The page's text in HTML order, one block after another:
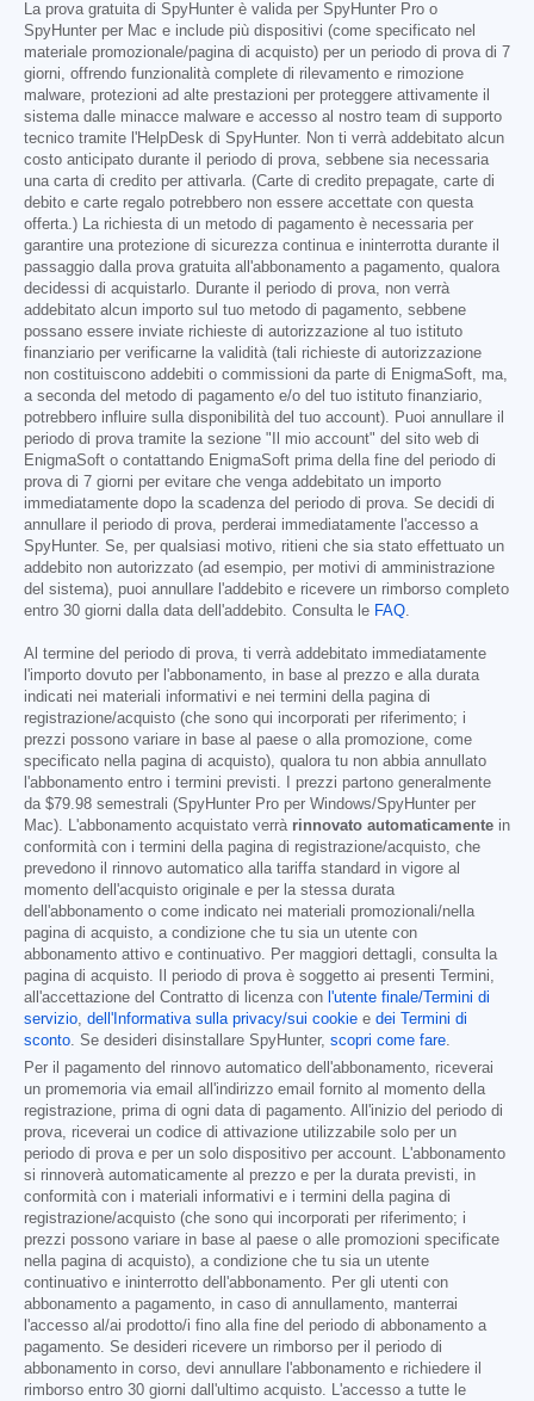
La prova gratuita di SpyHunter è valida per SpyHunter Pro o
SpyHunter per Mac e include più dispositivi (come specificato nel
materiale promozionale/pagina di acquisto) per un periodo di prova di 7
giorni, offrendo funzionalità complete di rilevamento e rimozione
malware, protezioni ad alte prestazioni per proteggere attivamente il
sistema dalle minacce malware e accesso al nostro team di supporto
tecnico tramite l'HelpDesk di SpyHunter. Non ti verrà addebitato alcun
costo anticipato durante il periodo di prova, sebbene sia necessaria
una carta di credito per attivarla. (Carte di credito prepagate, carte di
debito e carte regalo potrebbero non essere accettate con questa
offerta.) La richiesta di un metodo di pagamento è necessaria per
garantire una protezione di sicurezza continua e ininterrotta durante il
passaggio dalla prova gratuita all'abbonamento a pagamento, qualora
decidessi di acquistarlo. Durante il periodo di prova, non verrà
addebitato alcun importo sul tuo metodo di pagamento, sebbene
possano essere inviate richieste di autorizzazione al tuo istituto
finanziario per verificarne la validità (tali richieste di autorizzazione
non costituiscono addebiti o commissioni da parte di EnigmaSoft, ma,
a seconda del metodo di pagamento e/o del tuo istituto finanziario,
potrebbero influire sulla disponibilità del tuo account). Puoi annullare il
periodo di prova tramite la sezione "Il mio account" del sito web di
EnigmaSoft o contattando EnigmaSoft prima della fine del periodo di
prova di 7 giorni per evitare che venga addebitato un importo
immediatamente dopo la scadenza del periodo di prova. Se decidi di
annullare il periodo di prova, perderai immediatamente l'accesso a
SpyHunter. Se, per qualsiasi motivo, ritieni che sia stato effettuato un
addebito non autorizzato (ad esempio, per motivi di amministrazione
del sistema), puoi annullare l'addebito e ricevere un rimborso completo
entro 30 giorni dalla data dell'addebito. Consulta le FAQ.
Al termine del periodo di prova, ti verrà addebitato immediatamente
l'importo dovuto per l'abbonamento, in base al prezzo e alla durata
indicati nei materiali informativi e nei termini della pagina di
registrazione/acquisto (che sono qui incorporati per riferimento; i
prezzi possono variare in base al paese o alla promozione, come
specificato nella pagina di acquisto), qualora tu non abbia annullato
l'abbonamento entro i termini previsti. I prezzi partono generalmente
da $79.98 semestrali (SpyHunter Pro per Windows/SpyHunter per
Mac). L'abbonamento acquistato verrà rinnovato automaticamente in
conformità con i termini della pagina di registrazione/acquisto, che
prevedono il rinnovo automatico alla tariffa standard in vigore al
momento dell'acquisto originale e per la stessa durata
dell'abbonamento o come indicato nei materiali promozionali/nella
pagina di acquisto, a condizione che tu sia un utente con
abbonamento attivo e continuativo. Per maggiori dettagli, consulta la
pagina di acquisto. Il periodo di prova è soggetto ai presenti Termini,
all'accettazione del Contratto di licenza con l'utente finale/Termini di
servizio, dell'Informativa sulla privacy/sui cookie e dei Termini di
sconto. Se desideri disinstallare SpyHunter, scopri come fare.
Per il pagamento del rinnovo automatico dell'abbonamento, riceverai
un promemoria via email all'indirizzo email fornito al momento della
registrazione, prima di ogni data di pagamento. All'inizio del periodo di
prova, riceverai un codice di attivazione utilizzabile solo per un
periodo di prova e per un solo dispositivo per account. L'abbonamento
si rinnoverà automaticamente al prezzo e per la durata previsti, in
conformità con i materiali informativi e i termini della pagina di
registrazione/acquisto (che sono qui incorporati per riferimento; i
prezzi possono variare in base al paese o alle promozioni specificate
nella pagina di acquisto), a condizione che tu sia un utente
continuativo e ininterrotto dell'abbonamento. Per gli utenti con
abbonamento a pagamento, in caso di annullamento, manterrai
l'accesso al/ai prodotto/i fino alla fine del periodo di abbonamento a
pagamento. Se desideri ricevere un rimborso per il periodo di
abbonamento in corso, devi annullare l'abbonamento e richiedere il
rimborso entro 30 giorni dall'ultimo acquisto. L'accesso a tutte le